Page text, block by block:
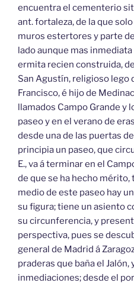
encuentra el cementerio
ant. fortaleza, de la que
muros estertores y parte
lado aunque mas inmediata
ermita recien construida,
San Agustín, religioso lego
Francisco, é hijo de
llamados Campo Grande y
paseo y en el verano de
desde una de las puertas
principia un paseo, que
E., va á terminar en el
de que se ha hecho
medio de este paseo hay
su figura; tiene un asiento
su circunferencia, y
perspectiva, pues se
general de Madrid á
praderas que baña el Jalón,
inmediaciones; desde el